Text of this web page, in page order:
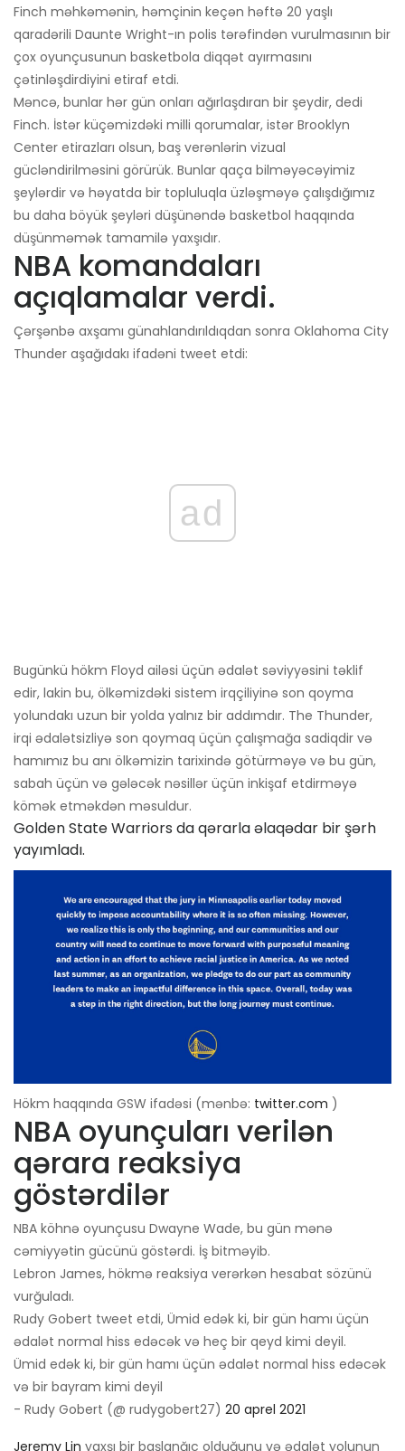
Finch məhkəmənin, həmçinin keçən həftə 20 yaşlı
qaradərili Daunte Wright-ın polis tərəfindən vurulmasının bir
çox oyunçusunun basketbola diqqət ayırmasını
çətinləşdirdiyini etiraf etdi.
Məncə, bunlar hər gün onları ağırlaşdıran bir şeydir, dedi
Finch. İstər küçəmizdəki milli qorumalar, istər Brooklyn
Center etirazları olsun, baş verənlərin vizual
gücləndirilməsini görürük. Bunlar qaça bilməyəcəyimiz
şeylərdir və həyatda bir topluluqla üzləşməyə çalışdığımız
bu daha böyük şeyləri düşünəndə basketbol haqqında
düşünməmək tamamilə yaxşıdır.
NBA komandaları
açıqlamalar verdi.
Çərşənbə axşamı günahlandırıldıqdan sonra Oklahoma City
Thunder aşağıdakı ifadəni tweet etdi:
ad
Bugünkü hökm Floyd ailəsi üçün ədalət səviyyəsini təklif
edir, lakin bu, ölkəmizdəki sistem irqçiliyinə son qoyma
yolundakı uzun bir yolda yalnız bir addımdır. The Thunder,
irqi ədalətsizliyə son qoymaq üçün çalışmağa sadiqdir və
hamımız bu anı ölkəmizin tarixində götürməyə və bu gün,
sabah üçün və gələcək nəsillər üçün inkişaf etdirməyə
kömək etməkdən məsuldur.
Golden State Warriors da qərarla əlaqədar bir şərh
yayımladı.
Hökm haqqında GSW ifadəsi (mənbə: twitter.com )
NBA oyunçuları verilən
qərara reaksiya
göstərdilər
NBA köhnə oyunçusu Dwayne Wade, bu gün mənə
cəmiyyətin gücünü göstərdi. İş bitməyib.
Lebron James, hökmə reaksiya verərkən hesabat sözünü
vurğuladı.
Rudy Gobert tweet etdi, Ümid edək ki, bir gün hamı üçün
ədalət normal hiss edəcək və heç bir qeyd kimi deyil.
Ümid edək ki, bir gün hamı üçün ədalət normal hiss edəcək
və bir bayram kimi deyil
- Rudy Gobert (@ rudygobert27) 20 aprel 2021
Jeremy Lin yaxşı bir başlanğıc olduğunu və ədalət yolunun